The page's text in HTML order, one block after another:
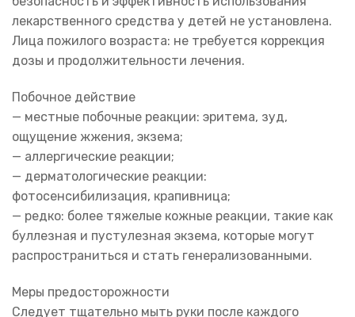
лекарственного средства у детей не установлена.
Лица пожилого возраста: не требуется коррекция
дозы и продолжительности лечения.
Побочное действие
— местные побочные реакции: эритема, зуд,
ощущение жжения, экзема;
— аллергические реакции;
— дерматологические реакции:
фотосенсибилизация, крапивница;
— редко: более тяжелые кожные реакции, такие как
буллезная и пустулезная экзема, которые могут
распространиться и стать генерализованными.
Меры предосторожности
Следует тщательно мыть руки после каждого